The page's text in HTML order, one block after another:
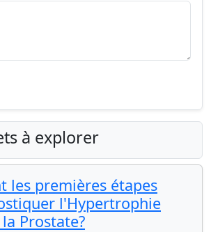
à explorer
les premières étapes
l'Hypertrophie
Prostate?